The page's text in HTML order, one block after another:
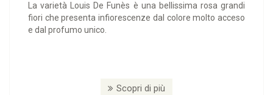
La varietà Louis De Funès è una bellissima rosa grandi
fiori che presenta infiorescenze dal colore molto acceso
e dal profumo unico.
Scopri di più